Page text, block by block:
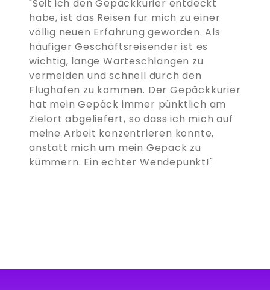
"Seit ich den Gepäckkurier entdeckt
habe, ist das Reisen für mich zu einer
völlig neuen Erfahrung geworden. Als
häufiger Geschäftsreisender ist es
wichtig, lange Warteschlangen zu
vermeiden und schnell durch den
Flughafen zu kommen. Der Gepäckkurier
hat mein Gepäck immer pünktlich am
Zielort abgeliefert, so dass ich mich auf
meine Arbeit konzentrieren konnte,
anstatt mich um mein Gepäck zu
kümmern. Ein echter Wendepunkt!"